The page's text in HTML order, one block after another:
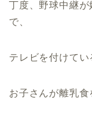
丁度、野球中継
で、
テレビを付けてい
お子さんが離乳食